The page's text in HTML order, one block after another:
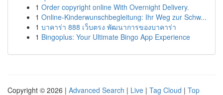
1 Order copyright online With Overnight Delivery.
1 Online-Kinderwunschbegleitung: Ihr Weg zur Schw...
1 บาคาร่า 888 เว็บตรง พัฒนาการของบาคาร่า
1 Bingoplus: Your Ultimate Bingo App Experience
Copyright © 2026 | Advanced Search | Live | Tag Cloud | Top